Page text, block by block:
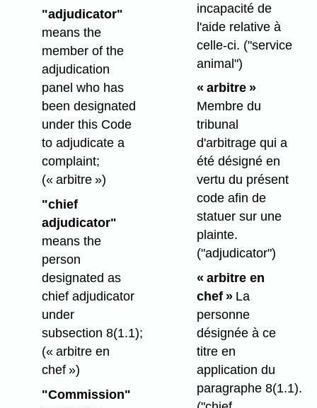
"adjudicator"
means the
member of the
adjudication
panel who has
been designated
under this Code
to adjudicate a
complaint;
(« arbitre »)
"chief
adjudicator"
means the
person
designated as
chief adjudicator
under
subsection 8(1.1);
(« arbitre en
chef »)
"Commission"
incapacité de
l'aide relative à
celle-ci. ("service
animal")
« arbitre »
Membre du
tribunal
d'arbitrage qui a
été désigné en
vertu du présent
code afin de
statuer sur une
plainte.
("adjudicator")
« arbitre en
chef »La
personne
désignée à ce
titre en
application du
paragraphe 8(1.1).